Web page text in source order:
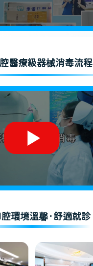
醫療級器械消毒流程
環境溫馨·舒適就診